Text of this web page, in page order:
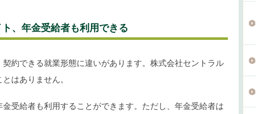
、年金受給者も利用できる
約できる就業形態に違いがあります。株式会社セントラル
はありません。
受給者も利用することができます。ただし、年金受給者は